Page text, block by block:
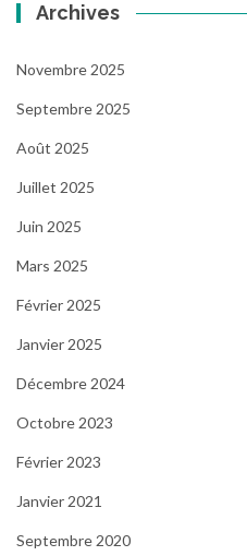
Archives
Novembre 2025
Septembre 2025
Août 2025
Juillet 2025
Juin 2025
Mars 2025
Février 2025
Janvier 2025
Décembre 2024
Octobre 2023
Février 2023
Janvier 2021
Septembre 2020